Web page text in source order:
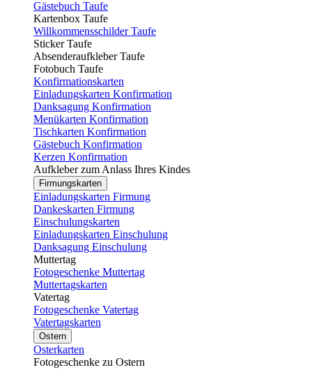
Gästebuch Taufe
Kartenbox Taufe
Willkommensschilder Taufe
Sticker Taufe
Absenderaufkleber Taufe
Fotobuch Taufe
Konfirmationskarten
Einladungskarten Konfirmation
Danksagung Konfirmation
Menükarten Konfirmation
Tischkarten Konfirmation
Gästebuch Konfirmation
Kerzen Konfirmation
Aufkleber zum Anlass Ihres Kindes
Firmungskarten
Einladungskarten Firmung
Dankeskarten Firmung
Einschulungskarten
Einladungskarten Einschulung
Danksagung Einschulung
Muttertag
Fotogeschenke Muttertag
Muttertagskarten
Vatertag
Fotogeschenke Vatertag
Vatertagskarten
Ostern
Osterkarten
Fotogeschenke zu Ostern